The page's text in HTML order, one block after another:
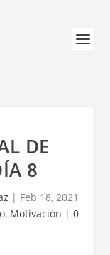
DE
8
| Feb 18, 2021
, Motivación | 0